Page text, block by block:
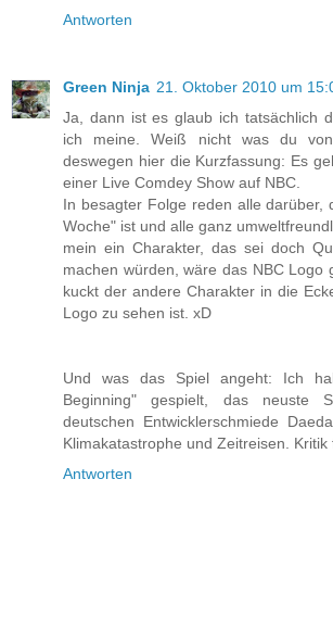
Antworten
Green Ninja 21. Oktober 2010 um
Ja, dann ist es glaub ich tatsächlich
ich meine. Weiß nicht was du
deswegen hier die Kurzfassung: Es
einer Live Comdey Show auf NBC.
In besagter Folge reden alle darüber,
Woche" ist und alle ganz
mein ein Charakter, das sei doch
machen würden, wäre das NBC Logo
kuckt der andere Charakter in die
Logo zu sehen ist. xD
Und was das Spiel angeht: Ich
Beginning" gespielt, das neuste
deutschen Entwicklerschmiede
Klimakatastrophe und Zeitreisen. Kritik
Antworten